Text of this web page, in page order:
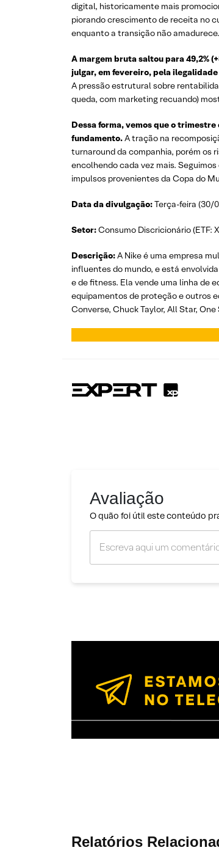
digital, historicamente mais
piorando crescimento de receita no
enquanto a transição não amadurece.
A margem bruta saltou para 49,2%
julgar, em fevereiro, pela
A pressão estrutural sobre
queda, com marketing recuando)
Dessa forma, vemos que o
fundamento.A tração na
turnaround da companhia, porém os
encolhendo cada vez mais.
impulsos provenientes da Copa do
Data da divulgação:Terça-feira (30/
Setor:Consumo Discricionário (ETF:
Descrição:A Nike é uma empresa
influentes do mundo, e está
e de fitness. Ela vende uma linha de
equipamentos de proteção e outros
Converse, Chuck Taylor, All Star,
Avaliação
O quão foi útil este conteúdo
Relatórios